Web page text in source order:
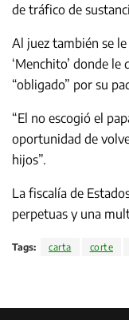
de tráfico de
Al juez también se
‘Menchito’ donde
“obligado” por su
“El no escogió el
oportunidad de
hijos”.
La fiscalía de
perpetuas y una
Tags: carta corte